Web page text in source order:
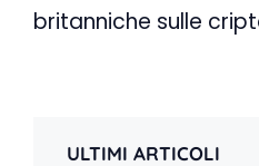
britanniche sulle
ULTIMI ARTICOLI